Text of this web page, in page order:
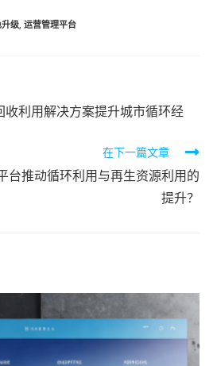
级 运营管理平台
利用解决方案提升城市循环经
在下一篇文章
台推动循环利用与再生资源利用的
提升？